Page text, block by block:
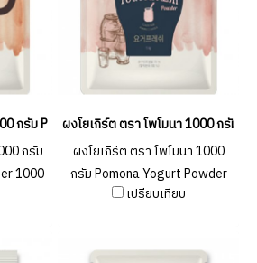
กรัม Pomona Vanilla Powder 1000 g.
กรัม
1000
ผงโยเกิร์ต ตรา โพโมนา 1000 กรัม
ผงโยเกิร์ต ตรา โพโมนา 1000
กรัม Pomona Yogurt Powder
1000 g
เปรียบเทียบ